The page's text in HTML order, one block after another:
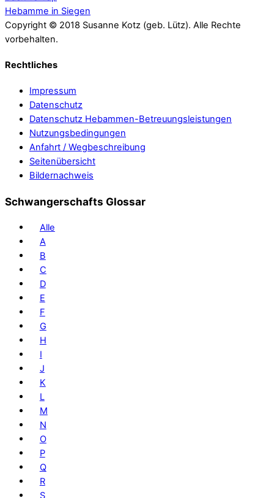
Hebamme in Siegen
Copyright © 2018 Susanne Kotz (geb. Lütz). Alle Rechte
vorbehalten.
Rechtliches
Impressum
Datenschutz
Datenschutz Hebammen-Betreuungsleistungen
Nutzungsbedingungen
Anfahrt / Wegbeschreibung
Seitenübersicht
Bildernachweis
Schwangerschafts Glossar
Alle
A
B
C
D
E
F
G
H
I
J
K
L
M
N
O
P
Q
R
S